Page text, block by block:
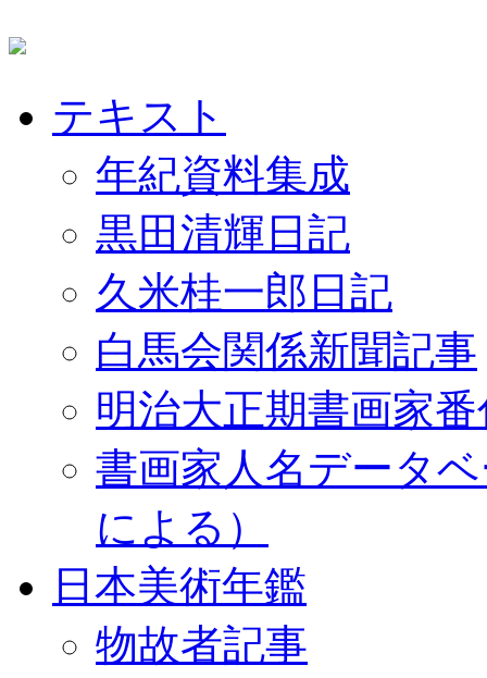
テキスト
年紀資料集成
黒田清輝日記
久米桂一郎日記
白馬会関係新聞記事
明治大正期書画家
書画家人名データ
による）
日本美術年鑑
物故者記事